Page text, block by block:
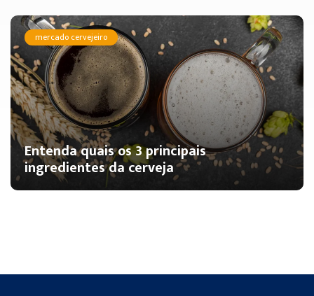
mercado cervejeiro
Entenda quais os 3 principais
ingredientes da cerveja